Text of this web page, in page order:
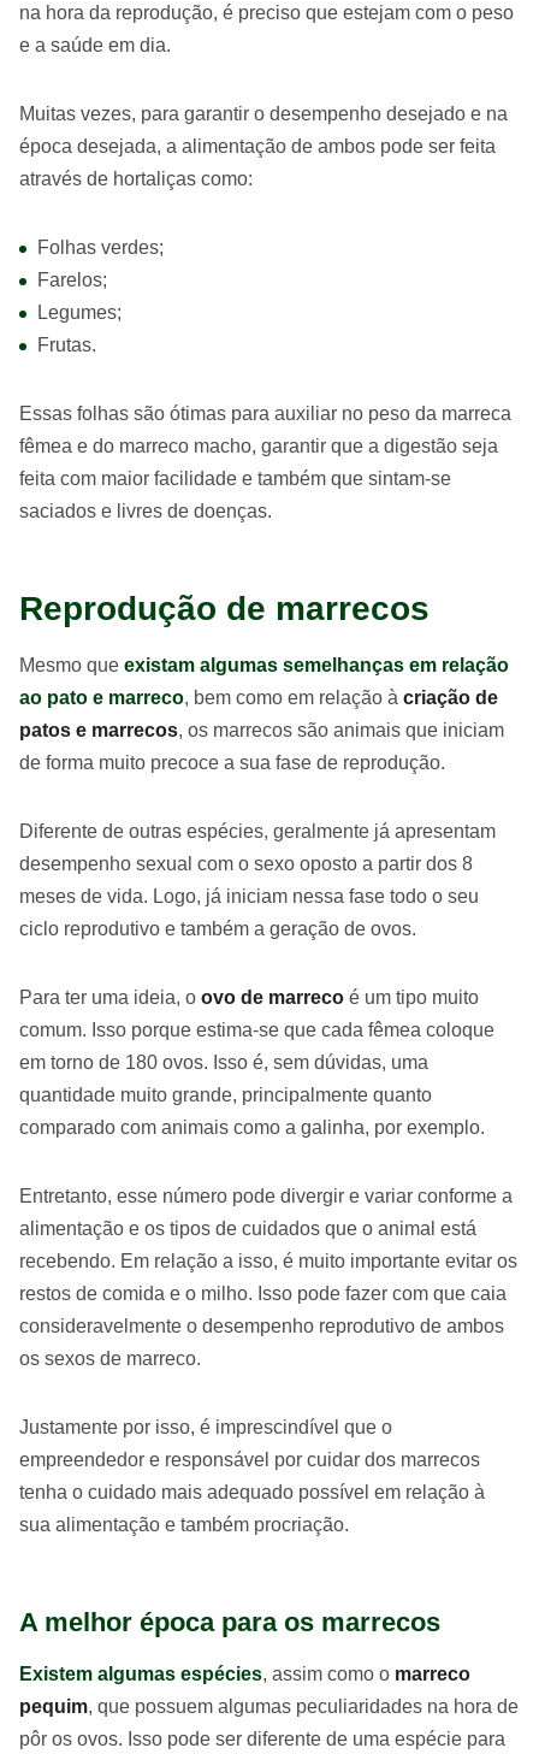
na hora da reprodução, é preciso que estejam com o peso
e a saúde em dia.
Muitas vezes, para garantir o desempenho desejado e na
época desejada, a alimentação de ambos pode ser feita
através de hortaliças como:
Folhas verdes;
Farelos;
Legumes;
Frutas.
Essas folhas são ótimas para auxiliar no peso da marreca
fêmea e do marreco macho, garantir que a digestão seja
feita com maior facilidade e também que sintam-se
saciados e livres de doenças.
Reprodução de marrecos
Mesmo que existam algumas semelhanças em relação
ao pato e marreco, bem como em relação à criação de
patos e marrecos, os marrecos são animais que iniciam
de forma muito precoce a sua fase de reprodução.
Diferente de outras espécies, geralmente já apresentam
desempenho sexual com o sexo oposto a partir dos 8
meses de vida. Logo, já iniciam nessa fase todo o seu
ciclo reprodutivo e também a geração de ovos.
Para ter uma ideia, o ovo de marreco é um tipo muito
comum. Isso porque estima-se que cada fêmea coloque
em torno de 180 ovos. Isso é, sem dúvidas, uma
quantidade muito grande, principalmente quanto
comparado com animais como a galinha, por exemplo.
Entretanto, esse número pode divergir e variar conforme a
alimentação e os tipos de cuidados que o animal está
recebendo. Em relação a isso, é muito importante evitar os
restos de comida e o milho. Isso pode fazer com que caia
consideravelmente o desempenho reprodutivo de ambos
os sexos de marreco.
Justamente por isso, é imprescindível que o
empreendedor e responsável por cuidar dos marrecos
tenha o cuidado mais adequado possível em relação à
sua alimentação e também procriação.
A melhor época para os marrecos
Existem algumas espécies, assim como o marreco
pequim, que possuem algumas peculiaridades na hora de
pôr os ovos. Isso pode ser diferente de uma espécie para